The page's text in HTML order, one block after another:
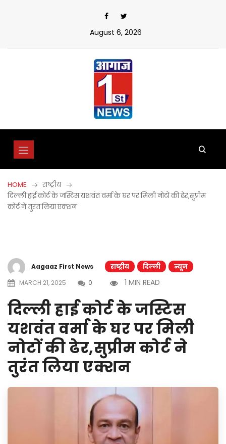
August 6, 2026
HOME
राष्ट्रीय
दिल्ली हाई कोर्ट के जस्टिस यशवंत वर्मा के घर पर मिली नोटों की ढेर,सुप्रीम
कोर्ट ने तुरंत लिया एक्शन
Aagaaz First News राष्ट्रीय दिल्ली
न्यूज़
MARCH 21, 2025
0 1 MIN READ
दिल्ली हाई कोर्ट के जस्टिस
यशवंत वर्मा के घर पर मिली
नोटों की ढेर,सुप्रीम कोर्ट ने
तुरंत लिया एक्शन